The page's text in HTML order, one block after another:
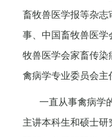
畜牧兽医学报等杂志
事、中国畜牧兽医学
牧兽医学会家畜传染
禽病学专业委员会主
一直从事禽病学
主讲本科生和硕士研